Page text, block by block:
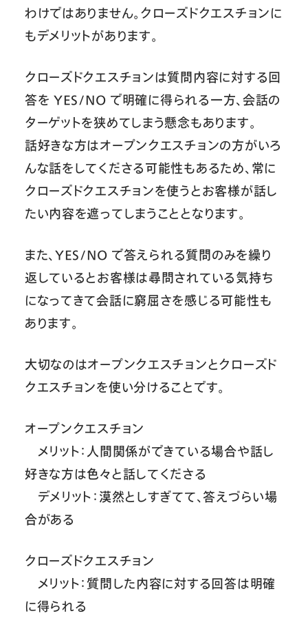
わけではありません。クローズドクエスチョンに
もデメリットがあります。
クローズドクエスチョンは質問内容に対する回
答を YES/NO で明確に得られる一方、会話の
ターゲットを狭めてしまう懸念もあります。
話好きな方はオープンクエスチョンの方がいろ
んな話をしてくださる可能性もあるため、常に
クローズドクエスチョンを使うとお客様が話し
たい内容を遮ってしまうこととなります。
また、YES/NO で答えられる質問のみを繰り
返しているとお客様は尋問されている気持ち
になってきて会話に窮屈さを感じる可能性も
あります。
大切なのはオープンクエスチョンとクローズド
クエスチョンを使い分けることです。
オープンクエスチョン
メリット：人間関係ができている場合や話し
好きな方は色々と話してくださる
デメリット：漠然としすぎてて、答えづらい場
合がある
クローズドクエスチョン
メリット：質問した内容に対する回答は明確
に得られる